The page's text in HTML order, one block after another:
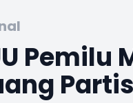
Pemilu